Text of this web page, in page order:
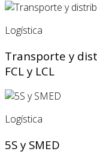
Logística
Transporte y
FCL y LCL
Logística
5S y SMED